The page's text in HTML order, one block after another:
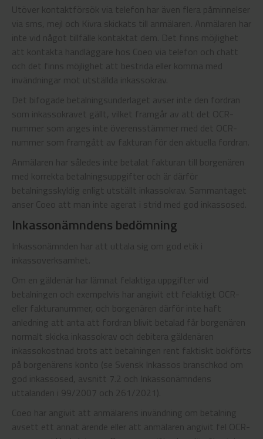
Utöver kontaktförsök via telefon har även flera påminnelser
via sms, mejl och Kivra skickats till anmälaren. Anmälaren har
inte vid något tillfälle kontaktat dem. Det finns möjlighet
att kontakta handläggare hos Coeo via telefon och chatt
och det finns möjlighet att bestrida eller komma med
invändningar mot utställda inkassokrav.
Det bifogade betalningsunderlaget avser inte den fordran
som inkassokravet gällt, vilket framgår av att det OCR-
nummer som anges inte överensstämmer med det OCR-
nummer som framgått av fakturan för den aktuella fordran.
Anmälaren har således inte betalat fakturan till borgenären
med korrekta betalningsuppgifter och är därför
betalningsskyldig enligt utställt inkassokrav. Sammantaget
anser Coeo att man inte agerat i strid med god inkassosed.
Inkassonämndens bedömning
Inkassonämnden har att uttala sig om god etik i
inkassoverksamhet.
Om en gäldenär har lämnat felaktiga uppgifter vid
betalningen och exempelvis har angivit ett felaktigt OCR-
eller fakturanummer, och borgenären därför inte haft
anledning att anta att fordran blivit betalad får borgenären
normalt skicka inkassokrav och debitera gäldenären
inkassokostnad trots att betalningen rent faktiskt bokförts
på borgenärens konto (se Svensk Inkassos branschkod om
god inkassosed, avsnitt 7.2 och Inkassonämndens
uttalanden i 99/2007 och 261/2021).
Coeo har angivit att anmälarens invändning om betalning
avsett ett annat ärende eller att anmälaren angivit fel OCR-